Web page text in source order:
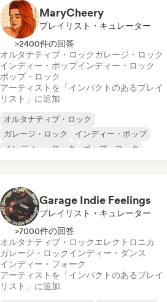
MaryCheery
プレイリスト・キュレーター
>2400件の回答
オルタナティブ・ロックガレージ・ロック
インディー・ポップインディー・ロック
ポップ・ロック
アーティストを「インパクトのあるプレイ
リスト」に追加
オルタナティブ・ロック
ガレージ・ロック
インディー・ポップ
インディー・ロック
ポップ・ロック
Garage Indie Feelings
プレイリスト・キュレーター
>7000件の回答
オルタナティブ・ロックエレクトロニカ
ガレージ・ロックインディー・ダンス
インディー・フォーク
アーティストを「インパクトのあるプレイ
リスト」に追加